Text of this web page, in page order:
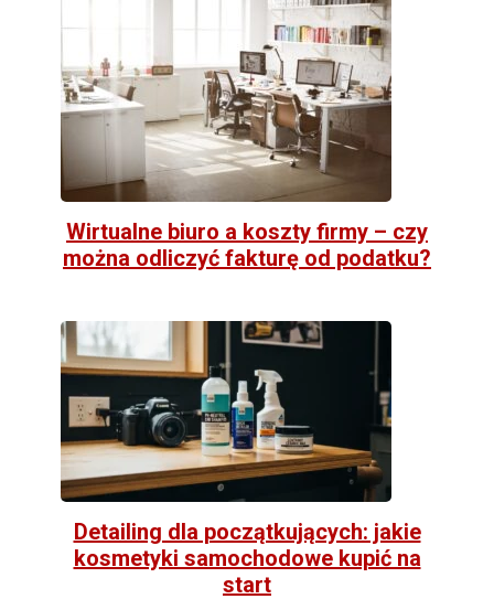
Wirtualne biuro a koszty firmy – czy
można odliczyć fakturę od podatku?
Detailing dla początkujących: jakie
kosmetyki samochodowe kupić na
start